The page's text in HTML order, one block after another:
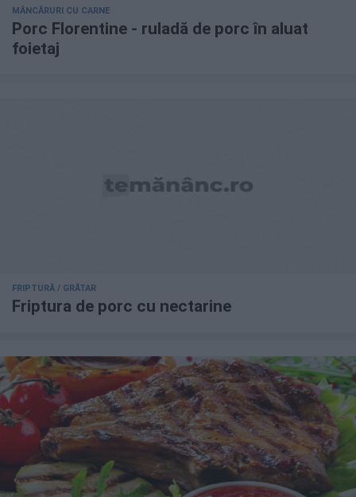
MÂNCĂRURI CU CARNE
Porc Florentine - ruladă de porc în aluat
foietaj
FRIPTURĂ / GRĂTAR
Friptura de porc cu nectarine